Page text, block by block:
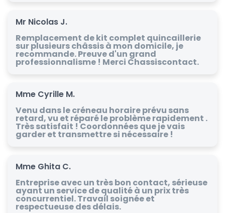
Mr Nicolas J.
Remplacement de kit complet quincaillerie
sur plusieurs châssis à mon domicile, je
recommande. Preuve d'un grand
professionnalisme ! Merci Chassiscontact.
Mme Cyrille M.
Venu dans le créneau horaire prévu sans
retard, vu et réparé le problème rapidement .
Très satisfait ! Coordonnées que je vais
garder et transmettre si nécessaire !
Mme Ghita C.
Entreprise avec un très bon contact, sérieuse
ayant un service de qualité à un prix très
concurrentiel. Travail soignée et
respectueuse des délais.